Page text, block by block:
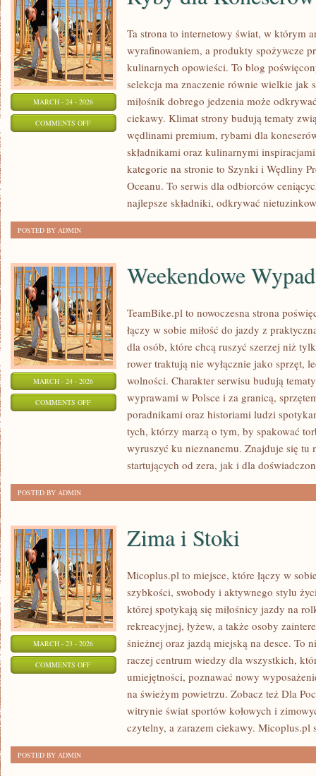
MARCH - 24 - 2026
COMMENTS OFFON
KONESERÓW
Ta strona to internetowy świat, w którym
wyrafinowaniem, a produkty spożywcze
kulinarnych opowieści. To blog
selekcja ma znaczenie równie wielkie jak
miłośnik dobrego jedzenia może
ciekawy. Klimat strony budują tematy
wędlinami premium, rybami dla
składnikami oraz kulinarnymi
kategorie na stronie to Szynki i Wędliny
Oceanu. To serwis dla odbiorców
najlepsze składniki, odkrywać
POSTED BY ADMIN
MARCH - 24 - 2026
COMMENTS OFFON
WEEKENDOWE
Weekendowe
TeamBike.pl to nowoczesna strona
łączy w sobie miłość do jazdy z
dla osób, które chcą ruszyć szerzej niż
rower traktują nie wyłącznie jako sprzęt,
wolności. Charakter serwisu budują
wyprawami w Polsce i za granicą,
poradnikami oraz historiami ludzi
tych, którzy marzą o tym, by spakować
wyruszyć ku nieznanemu. Znajduje się tu
startujących od zera, jak i dla
POSTED BY ADMIN
MARCH - 23 - 2026
COMMENTS OFFON
Zima i Stoki
Micoplus.pl to miejsce, które łączy w
szybkości, swobody i aktywnego stylu
której spotykają się miłośnicy jazdy na
rekreacyjnej, łyżew, a także osoby
śnieżnej oraz jazdą miejską na desce. To
raczej centrum wiedzy dla wszystkich,
umiejętności, poznawać nowy
na świeżym powietrzu. Zobacz też Dla
witrynie świat sportów kołowych i
czytelny, a zarazem ciekawy. Micoplus.pl
POSTED BY ADMIN